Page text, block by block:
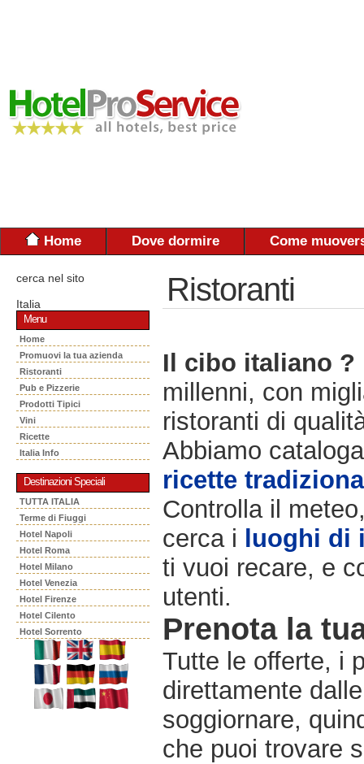
Home Dove dormire Come
cerca nel sito
Italia
Menu
Home
Promuovi la tua azienda
Ristoranti
Pub e Pizzerie
Prodotti Tipici
Vini
Ricette
Italia Info
Destinazioni Speciali
TUTTA ITALIA
Terme di Fiuggi
Hotel Napoli
Hotel Roma
Hotel Milano
Hotel Venezia
Hotel Firenze
Hotel Cilento
Hotel Sorrento
Ristoranti
Il cibo italiano ?
millenni, con
ristoranti di
Abbiamo
ricette
Controlla il
cerca i luoghi di
ti vuoi recare, e
utenti.
Prenota la
Tutte le offerte, i
direttamente
soggiornare,
che puoi trovare